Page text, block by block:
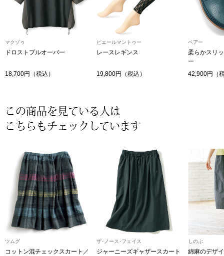
セイコー〉マウリッツハイス美術館公認フェ
ランド
すべて見る
和装小物
その他
マクゾゥ
ドロストプルオーバー
18,700円（税込）
ピエールマントゥー
レースレギンス
19,800円（税込）
ベアー
柔らかスリ
ー
42,900円（
この商品を見ている人は
こちらもチェックしています
ツムグ
コットン混チェックスカート／
ザ･ノース･フェイス
ジャーニーズギャザースカート
しのぶ
綿麻のデザ